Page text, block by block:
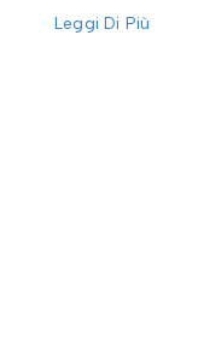
Leggi Di Più